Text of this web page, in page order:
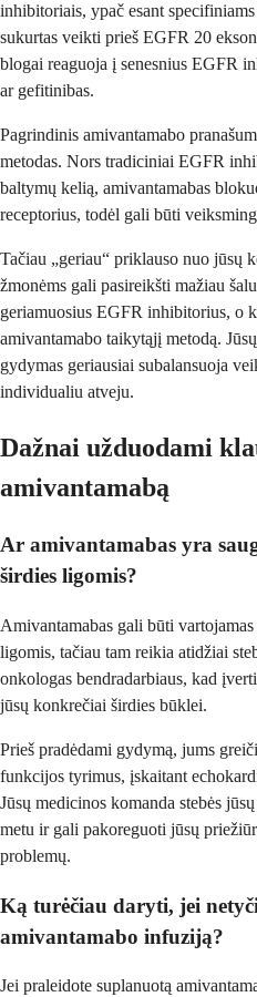
inhibitoriais, ypač esant
sukurtas veikti prieš EGFR 20
blogai reaguoja į senesnius EGFR
ar gefitinibas.
Pagrindinis amivantamabo
metodas. Nors tradiciniai EGFR
baltymų kelią, amivantamabas
receptorius, todėl gali būti
Tačiau „geriau“ priklauso nuo jūsų
žmonėms gali pasireikšti mažiau
geriamuosius EGFR inhibitorius, o
amivantamabo taikytąjį metodą.
gydymas geriausiai subalansuoja
individualiu atveju.
Dažnai užduodami
amivantamabą
Ar amivantamabas yra
širdies ligomis?
Amivantamabas gali būti
ligomis, tačiau tam reikia atidžiai
onkologas bendradarbiaus, kad
jūsų konkrečiai širdies būklei.
Prieš pradėdami gydymą, jums
funkcijos tyrimus, įskaitant
Jūsų medicinos komanda stebės
metu ir gali pakoreguoti jūsų
problemų.
Ką turėčiau daryti, jei
amivantamabo infuziją?
Jei praleidote suplanuotą